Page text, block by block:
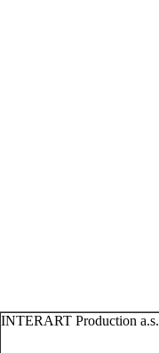
INTERART Production a.s.